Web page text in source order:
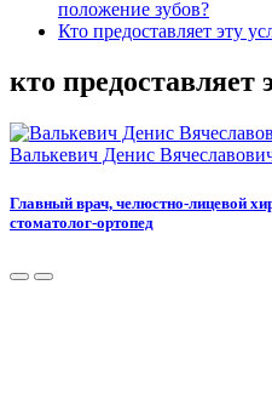
положение зубов?
Кто предоставляет эту
кто предоставляет
Валькевич Денис
Главный врач, челюстно-лицевой
стоматолог-ортопед